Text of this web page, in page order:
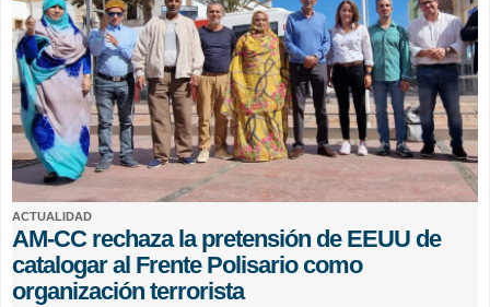
ACTUALIDAD
AM-CC rechaza la pretensión de EEUU de
catalogar al Frente Polisario como
organización terrorista